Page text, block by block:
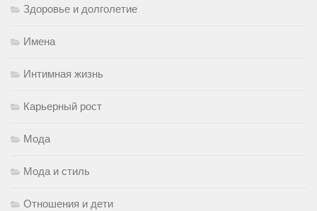
Здоровье и долголетие
Имена
Интимная жизнь
Карьерный рост
Мода
Мода и стиль
Отношения и дети